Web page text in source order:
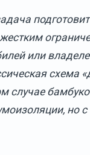
или
схема
случае
но